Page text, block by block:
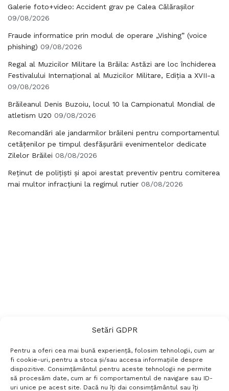
Setări GDPR
Pentru a oferi cea mai bună experiență, folosim tehnologii, cum ar
fi cookie-uri, pentru a stoca și/sau accesa informațiile despre
dispozitive. Consimțământul pentru aceste tehnologii ne permite
să procesăm date, cum ar fi comportamentul de navigare sau ID-
uri unice pe acest site. Dacă nu îți dai consimțământul sau îți
Galerie foto+video: Accident grav pe Calea Călărașilor
09/08/2026
Fraude informatice prin modul de operare „Vishing” (voice
phishing) 09/08/2026
Regal al Muzicilor Militare la Brăila: Astăzi are loc închiderea
Festivalului Internațional al Muzicilor Militare, Ediția a XVII-a
09/08/2026
Brăileanul Denis Buzoiu, locul 10 la Campionatul Mondial de
atletism U20 09/08/2026
Recomandări ale jandarmilor brăileni pentru comportamentul
cetățenilor pe timpul desfășurării evenimentelor dedicate
Zilelor Brăilei 08/08/2026
Reținut de polițiști și apoi arestat preventiv pentru comiterea
mai multor infracțiuni la regimul rutier 08/08/2026